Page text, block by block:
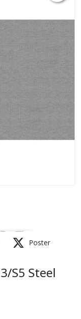
Poster
S5 Steel